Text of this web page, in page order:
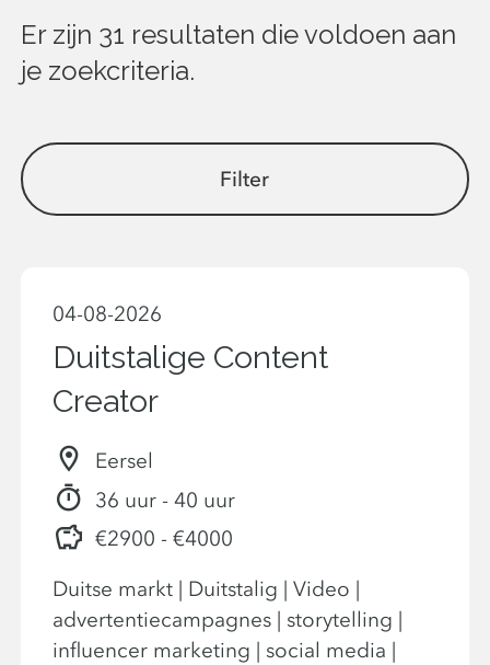
Er zijn 31 resultaten die voldoen aan
je zoekcriteria.
Filter
04-08-2026
Duitstalige Content
Creator
Eersel
36 uur - 40 uur
€2900 - €4000
Duitse markt | Duitstalig | Video |
advertentiecampagnes | storytelling |
influencer marketing | social media |